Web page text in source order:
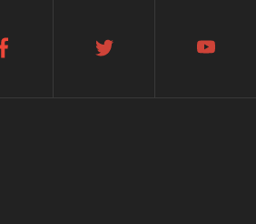
facebook twitter youtube